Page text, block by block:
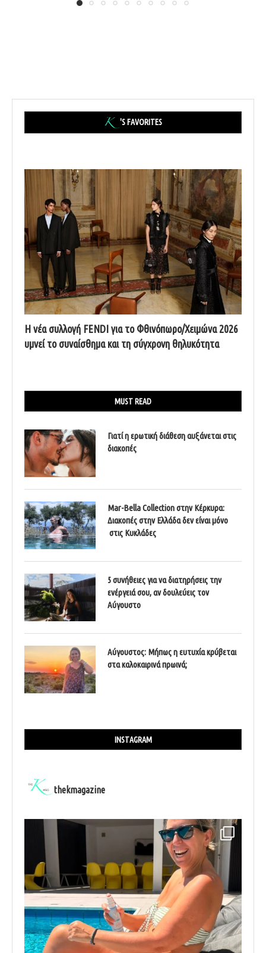
'S FAVORITES
Η νέα συλλογή FENDI για το Φθινόπωρο/Χειμώνα 2026
υμνεί το συναίσθημα και τη σύγχρονη θηλυκότητα
MUST READ
Γιατί η ερωτική διάθεση αυξάνεται στις
διακοπές
Mar-Bella Collection στην Κέρκυρα:
Διακοπές στην Ελλάδα δεν είναι μόνο
στις Κυκλάδες
5 συνήθειες για να διατηρήσεις την
ενέργειά σου, αν δουλεύεις τον
Αύγουστο
Αύγουστος: Μήπως η ευτυχία κρύβεται
στα καλοκαιρινά πρωινά;
INSTAGRAM
thekmagazine